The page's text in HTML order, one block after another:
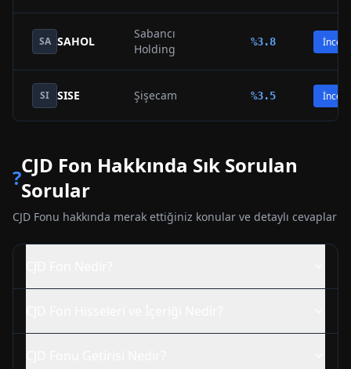
SA SAHOL
Sabancı
Holding
%3.8 İncele
SI SISE Şişecam %3.5 İncele
?CJD Fon Hakkında Sık Sorulan
Sorular
CJD Fonu hakkında merak ettiğiniz konular ve detaylı cevaplar